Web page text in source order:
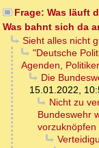
Frage: Was läuft
Was bahnt sich da
Sieht alles nicht
"Deutsche
Agenden,
Die
15.01.2022,
Nicht zu
Bundeswehr
vorzuknöpfen